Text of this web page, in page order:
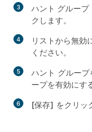
3 ハント グループ
クします。
4
リストから無効
ください。
5 ハント グループ
ープを有効にす
6 [保存] をクリッ